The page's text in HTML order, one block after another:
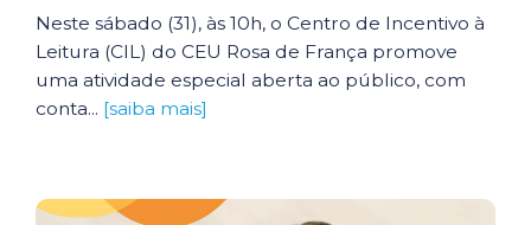
Neste sábado (31), às 10h, o Centro de Incentivo à
Leitura (CIL) do CEU Rosa de França promove
uma atividade especial aberta ao público, com
conta... [saiba mais]